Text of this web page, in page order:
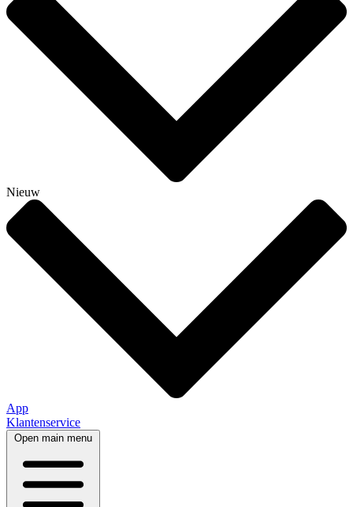
Nieuw
App
Klantenservice
Open main menu